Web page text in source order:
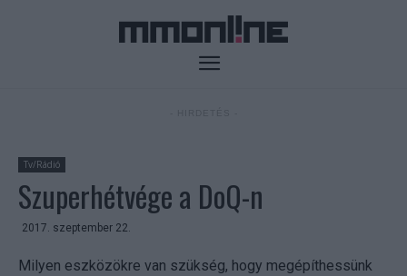
Tv/Rádió
Szuperhétvége a DoQ-n
2017. szeptember 22.
Milyen eszközökre van szükség, hogy megépíthessünk